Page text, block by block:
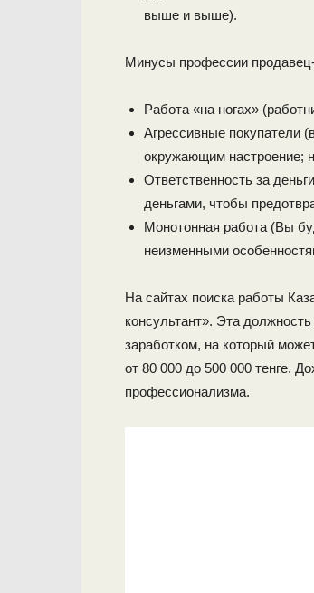
выше и выше).
Минусы профессии продавец-
Работа «на ногах»
Агрессивные покупатели
окружающим настроение;
Ответственность за
деньгами, чтобы
Монотонная работа (Вы
неизменными
На сайтах поиска работы
консультант». Эта
заработком, на который
от 80 000 до 500 000 тенге.
профессионализма.